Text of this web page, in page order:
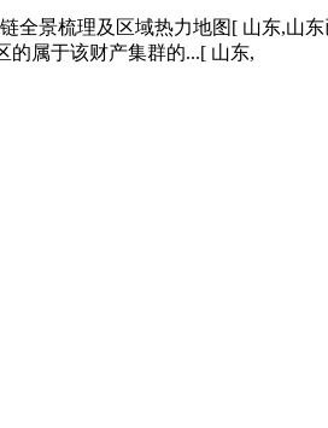
景梳理及区域热力地图[ 山东,山东
的属于该财产集群的...[ 山东,